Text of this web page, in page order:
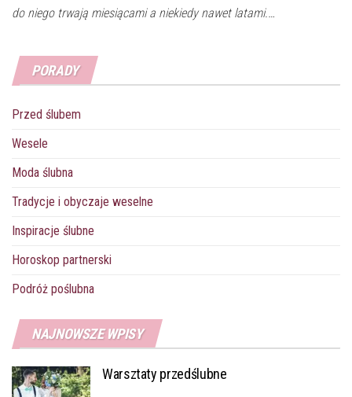
do niego trwają miesiącami a niekiedy nawet latami.…
PORADY
Przed ślubem
Wesele
Moda ślubna
Tradycje i obyczaje weselne
Inspiracje ślubne
Horoskop partnerski
Podróż poślubna
NAJNOWSZE WPISY
Warsztaty przedślubne